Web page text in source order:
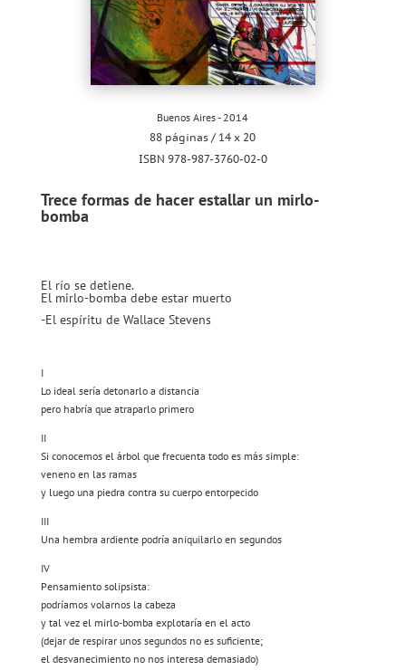
Buenos Aires - 2014
88 páginas / 14 x 20
ISBN 978-987-3760-02-0
Trece formas de hacer estallar un mirlo-
bomba
El río se detiene.
El mirlo-bomba debe estar muerto
-El espíritu de Wallace Stevens
I
Lo ideal sería detonarlo a distancia
pero habría que atraparlo primero
II
Si conocemos el árbol que frecuenta todo es más simple:
veneno en las ramas
y luego una piedra contra su cuerpo entorpecido
III
Una hembra ardiente podría aniquilarlo en segundos
IV
Pensamiento solipsista:
podríamos volarnos la cabeza
y tal vez el mirlo-bomba explotaría en el acto
(dejar de respirar unos segundos no es suficiente;
el desvanecimiento no nos interesa demasiado)